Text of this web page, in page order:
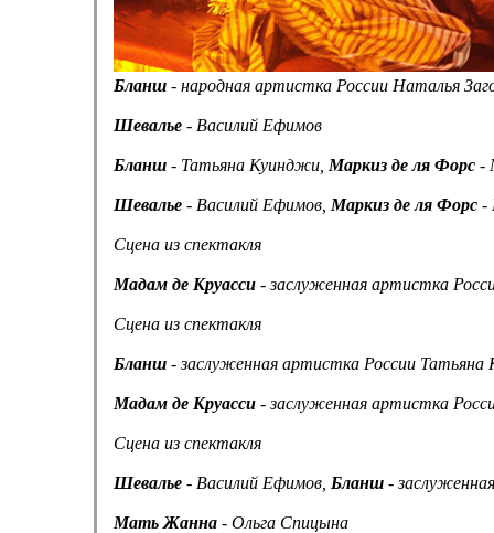
Бланш - народная артистка России Наталья
Шевалье - Василий Ефимов
Бланш - Татьяна Куинджи, Маркиз де ля Форс -
Шевалье - Василий Ефимов, Маркиз де ля Форс -
Сцена из спектакля
Мадам де Круасси - заслуженная артистка
Сцена из спектакля
Бланш - заслуженная артистка России
Мадам де Круасси - заслуженная артистка
Сцена из спектакля
Шевалье - Василий Ефимов, Бланш -
Мать Жанна - Ольга Спицына